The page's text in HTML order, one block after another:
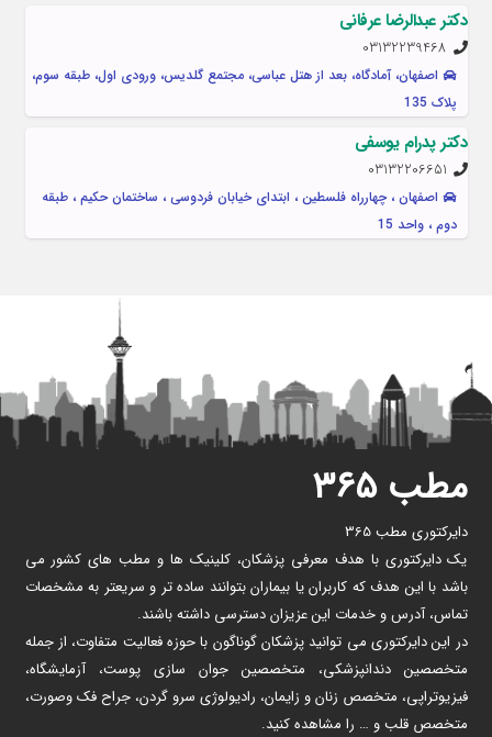
دکتر عبدالرضا عرفانی
03132239468
اصفهان، آمادگاه، بعد از هتل عباسی، مجتمع گلدیس، ورودی اول، طبقه سوم،
پلاک 135
دکتر پدرام یوسفی
03132206651
اصفهان ، چهارراه فلسطین ، ابتدای خیابان فردوسی ، ساختمان حکیم ، طبقه
دوم ، واحد 15
مطب ۳۶۵
دایرکتوری مطب 365
یک دایرکتوری با هدف معرفی پزشکان، کلینیک ها و مطب های کشور می
باشد با این هدف که کاربران یا بیماران بتوانند ساده تر و سریعتر به مشخصات
تماس، آدرس و خدمات این عزیزان دسترسی داشته باشند.
در این دایرکتوری می توانید پزشکان گوناگون با حوزه فعالیت متفاوت، از جمله
متخصصین دندانپزشکی، متخصصین جوان سازی پوست، آزمایشگاه،
فیزیوتراپی، متخصص زنان و زایمان، رادیولوژی سرو گردن، جراح فک وصورت،
متخصص قلب و … را مشاهده کنید.